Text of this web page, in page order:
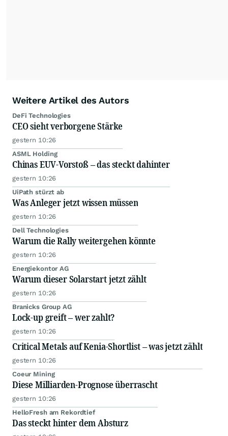
Weitere Artikel des Autors
DeFi Technologies
CEO sieht verborgene Stärke
gestern 10:26
ASML Holding
Chinas EUV-Vorstoß – das steckt dahinter
gestern 10:26
UiPath stürzt ab
Was Anleger jetzt wissen müssen
gestern 10:26
Dell Technologies
Warum die Rally weitergehen könnte
gestern 10:26
Energiekontor AG
Warum dieser Solarstart jetzt zählt
gestern 10:26
Branicks Group AG
Lock-up greift – wer zahlt?
gestern 10:26
Critical Metals auf Kenia-Shortlist – was jetzt zählt
gestern 10:26
Coeur Mining
Diese Milliarden-Prognose überrascht
gestern 10:26
HelloFresh am Rekordtief
Das steckt hinter dem Absturz